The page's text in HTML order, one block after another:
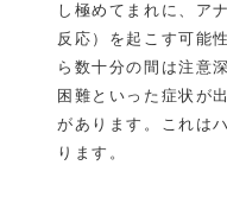
し極めてまれに、ア
反応）を起こす可能
ら数十分の間は注意
困難といった症状が
があります。これは
ります。